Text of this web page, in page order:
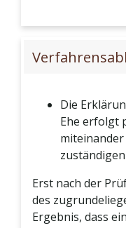
Die
Ehe erfolgt
Erst nach der
des
Ergebnis, dass